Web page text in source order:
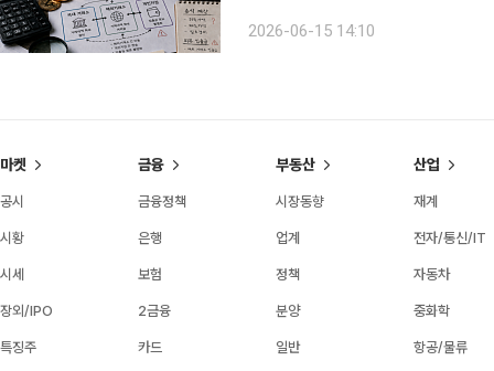
이 남아 있다. 투자자는 스스로 세금
2026-06-15 14:10
마켓
공시
시황
시세
장외/IPO
특징주
금융
금융정책
은행
보험
2금융
카드
부동산
시장동향
업계
정책
분양
일반
산업
재계
전자/통신/IT
자동차
중화학
항공/물류